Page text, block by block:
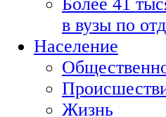
в вузы по
Население
Жизнь